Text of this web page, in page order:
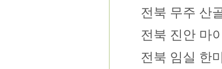
전북 무주 산
전북 진안 마
전북 임실 한